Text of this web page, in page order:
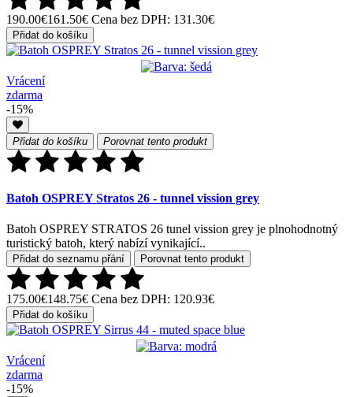
190.00€161.50€ Cena bez DPH: 131.30€
Přidat do košíku
Vrácení
zdarma
-15%
Přidat do košíku Porovnat tento produkt
Batoh OSPREY Stratos 26 - tunnel vission grey
Batoh OSPREY STRATOS 26 tunel vission grey je plnohodnotný
turistický batoh, který nabízí vynikající..
Přidat do seznamu přání Porovnat tento produkt
175.00€148.75€ Cena bez DPH: 120.93€
Přidat do košíku
Vrácení
zdarma
-15%